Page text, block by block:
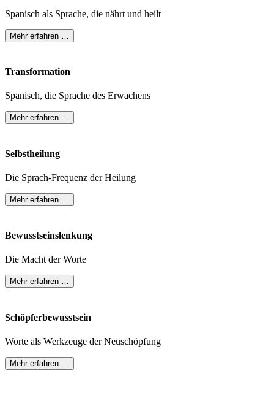
Spanisch als Sprache, die nährt und heilt
Mehr erfahren …
Transformation
Spanisch, die Sprache des Erwachens
Mehr erfahren …
Selbstheilung
Die Sprach-Frequenz der Heilung
Mehr erfahren …
Bewusstseinslenkung
Die Macht der Worte
Mehr erfahren …
Schöpferbewusstsein
Worte als Werkzeuge der Neuschöpfung
Mehr erfahren …